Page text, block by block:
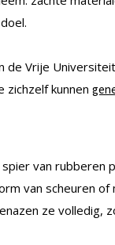
de Vrije
kunnen
van rubberen
van scheuren of
ze volledig,